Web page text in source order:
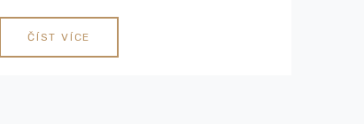
ČÍST VÍCE